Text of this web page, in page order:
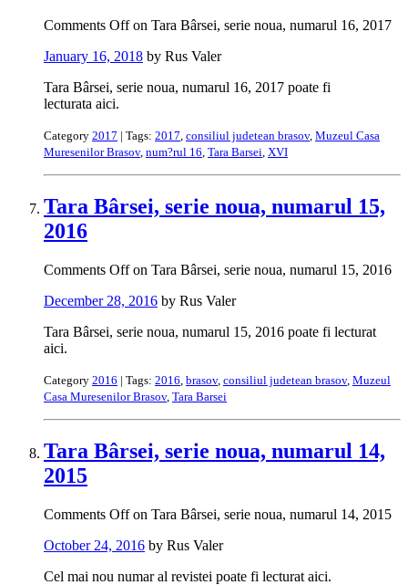
Comments Offon Tara Bârsei, serie noua, numarul 16, 2017
January 16, 2018 by Rus Valer
Tara Bârsei, serie noua, numarul 16, 2017 poate fi
lecturata aici.
Category 2017 | Tags: 2017, consiliul judetean brasov, Muzeul Casa
Muresenilor Brasov, num?rul 16, Tara Barsei, XVI
Tara Bârsei, serie noua, numarul 15,
2016
Comments Offon Tara Bârsei, serie noua, numarul 15, 2016
December 28, 2016 by Rus Valer
Tara Bârsei, serie noua, numarul 15, 2016 poate fi lecturat
aici.
Category 2016 | Tags: 2016, brasov, consiliul judetean brasov, Muzeul
Casa Muresenilor Brasov, Tara Barsei
Tara Bârsei, serie noua, numarul 14,
2015
Comments Offon Tara Bârsei, serie noua, numarul 14, 2015
October 24, 2016 by Rus Valer
Cel mai nou numar al revistei poate fi lecturat aici.